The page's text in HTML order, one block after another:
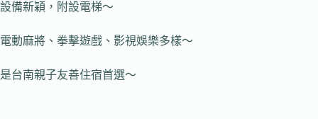
設備新穎，附設電梯～
電動麻將、拳擊遊戲、影視娛樂多樣～
是台南親子友善住宿首選～